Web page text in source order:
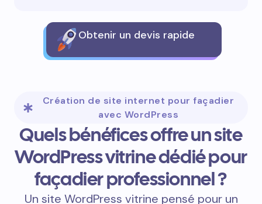
Obtenir un devis rapide
Création de site internet pour façadier
avec WordPress
Quels bénéfices offre un site
WordPress vitrine dédié pour
façadier professionnel ?
Un site WordPress vitrine pensé pour un